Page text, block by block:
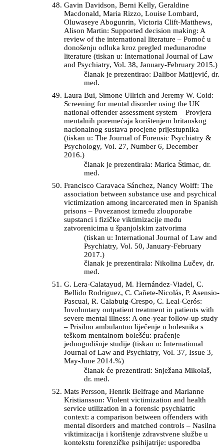
Gavin Davidson, Berni Kelly, Geraldine
Macdonald, Maria Rizzo, Louise Lombard,
Oluwaseye Abogunrin, Victoria Clift-Matthews,
Alison Martin: Supported decision making: A
review of the international literature – Pomoć u
donošenju odluka kroz pregled međunarodne
literature (tiskan u: International Journal of Law
and Psychiatry, Vol. 38, January-February 2015.)
članak je prezentirao: Dalibor Matijević, dr.
med.
Laura Bui, Simone Ullrich and Jeremy W. Coid:
Screening for mental disorder using the UK
national offender assessment system – Provjera
mentalnih poremećaja korištenjem britanskog
nacionalnog sustava procjene prijestupnika
(tiskan u: The Journal of Forensic Psychiatry &
Psychology, Vol. 27, Number 6, December
2016.)
članak je prezentirala: Marica Štimac, dr.
med.
Francisco Caravaca Sánchez, Nancy Wolff: The
association between substance use and psychical
victimization among incarcerated men in Spanish
prisons – Povezanost između zlouporabe
supstanci i fizičke viktimizacije među
zatvorenicima u španjolskim zatvorima
(tiskan u: International Journal of Law and
Psychiatry, Vol. 50, January-February
2017.)
članak je prezentirala: Nikolina Lučev, dr.
med.
G. Lera-Calatayud, M. Hernández-Viadel, C.
Bellido Rodriguez, C. Cañete-Nicolás, P. Asensio-
Pascual, R. Calabuig-Crespo, C. Leal-Cerós:
Involuntary outpatient treatment in patients with
severe mental illness: A one-year follow-up study
– Prisilno ambulantno liječenje u bolesnika s
teškom mentalnom bolešću: praćenje
jednogodišnje studije (tiskan u: International
Journal of Law and Psychiatry, Vol. 37, Issue 3,
May-June 2014.%)
članak će prezentirati: Snježana Mikolaš,
dr. med.
Mats Persson, Henrik Belfrage and Marianne
Kristiansson: Violent victimization and health
service utilization in a forensic psychiatric
context: a comparison between offenders with
mental disorders and matched controls – Nasilna
viktimizacija i korištenje zdravstvene službe u
kontekstu forenzičke psihijatrije: usporedba